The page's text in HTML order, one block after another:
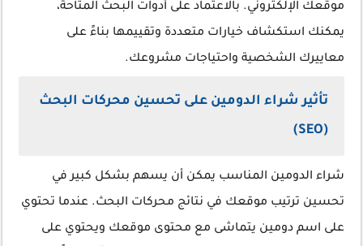
موقعك الإلكتروني. بالاعتماد على أدوات البحث المتاحة،
يمكنك استكشاف خيارات متعددة وتقييمها بناءً على
معاييرك الشخصية واحتياجات مشروعك.
تأثير شراء الدومين على تحسين محركات البحث
(SEO)
شراء الدومين المناسب يمكن أن يسهم بشكل كبير في
تحسين ترتيب موقعك في نتائج محركات البحث. عندما تحتوي
على اسم دومين يتماشى مع محتوى موقعك ويحتوي على